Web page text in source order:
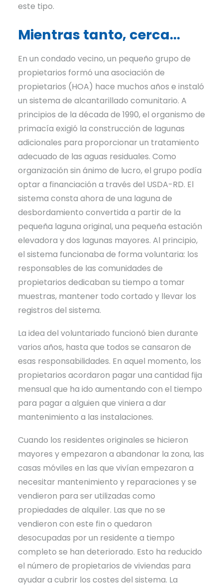
este tipo.
Mientras tanto, cerca…
En un condado vecino, un pequeño grupo de
propietarios formó una asociación de
propietarios (HOA) hace muchos años e instaló
un sistema de alcantarillado comunitario. A
principios de la década de 1990, el organismo de
primacía exigió la construcción de lagunas
adicionales para proporcionar un tratamiento
adecuado de las aguas residuales. Como
organización sin ánimo de lucro, el grupo podía
optar a financiación a través del USDA-RD. El
sistema consta ahora de una laguna de
desbordamiento convertida a partir de la
pequeña laguna original, una pequeña estación
elevadora y dos lagunas mayores. Al principio,
el sistema funcionaba de forma voluntaria: los
responsables de las comunidades de
propietarios dedicaban su tiempo a tomar
muestras, mantener todo cortado y llevar los
registros del sistema.
La idea del voluntariado funcionó bien durante
varios años, hasta que todos se cansaron de
esas responsabilidades. En aquel momento, los
propietarios acordaron pagar una cantidad fija
mensual que ha ido aumentando con el tiempo
para pagar a alguien que viniera a dar
mantenimiento a las instalaciones.
Cuando los residentes originales se hicieron
mayores y empezaron a abandonar la zona, las
casas móviles en las que vivían empezaron a
necesitar mantenimiento y reparaciones y se
vendieron para ser utilizadas como
propiedades de alquiler. Las que no se
vendieron con este fin o quedaron
desocupadas por un residente a tiempo
completo se han deteriorado. Esto ha reducido
el número de propietarios de viviendas para
ayudar a cubrir los costes del sistema. La